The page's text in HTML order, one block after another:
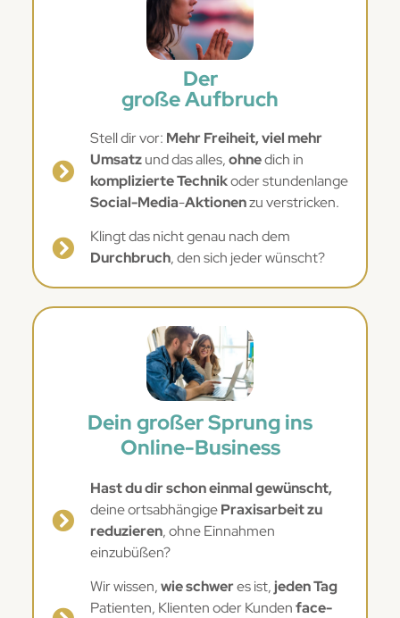
Der
große Aufbruch
Stell dir vor: Mehr Freiheit, viel mehr
Umsatzund das alles,ohnedich in
komplizierte Technikoder stundenlange
Social-Media-Aktionenzu verstricken.
Klingt das nicht genau nach dem
Durchbruch, den sich jeder wünscht?
Dein großer Sprung ins
Online-Business
Hast du dir schon einmal gewünscht,
deine ortsabhängigePraxisarbeit zu
reduzieren, ohne Einnahmen
einzubüßen?
Wir wissen,wie schweres ist,jeden Tag
Patienten, Klienten oder Kundenface-